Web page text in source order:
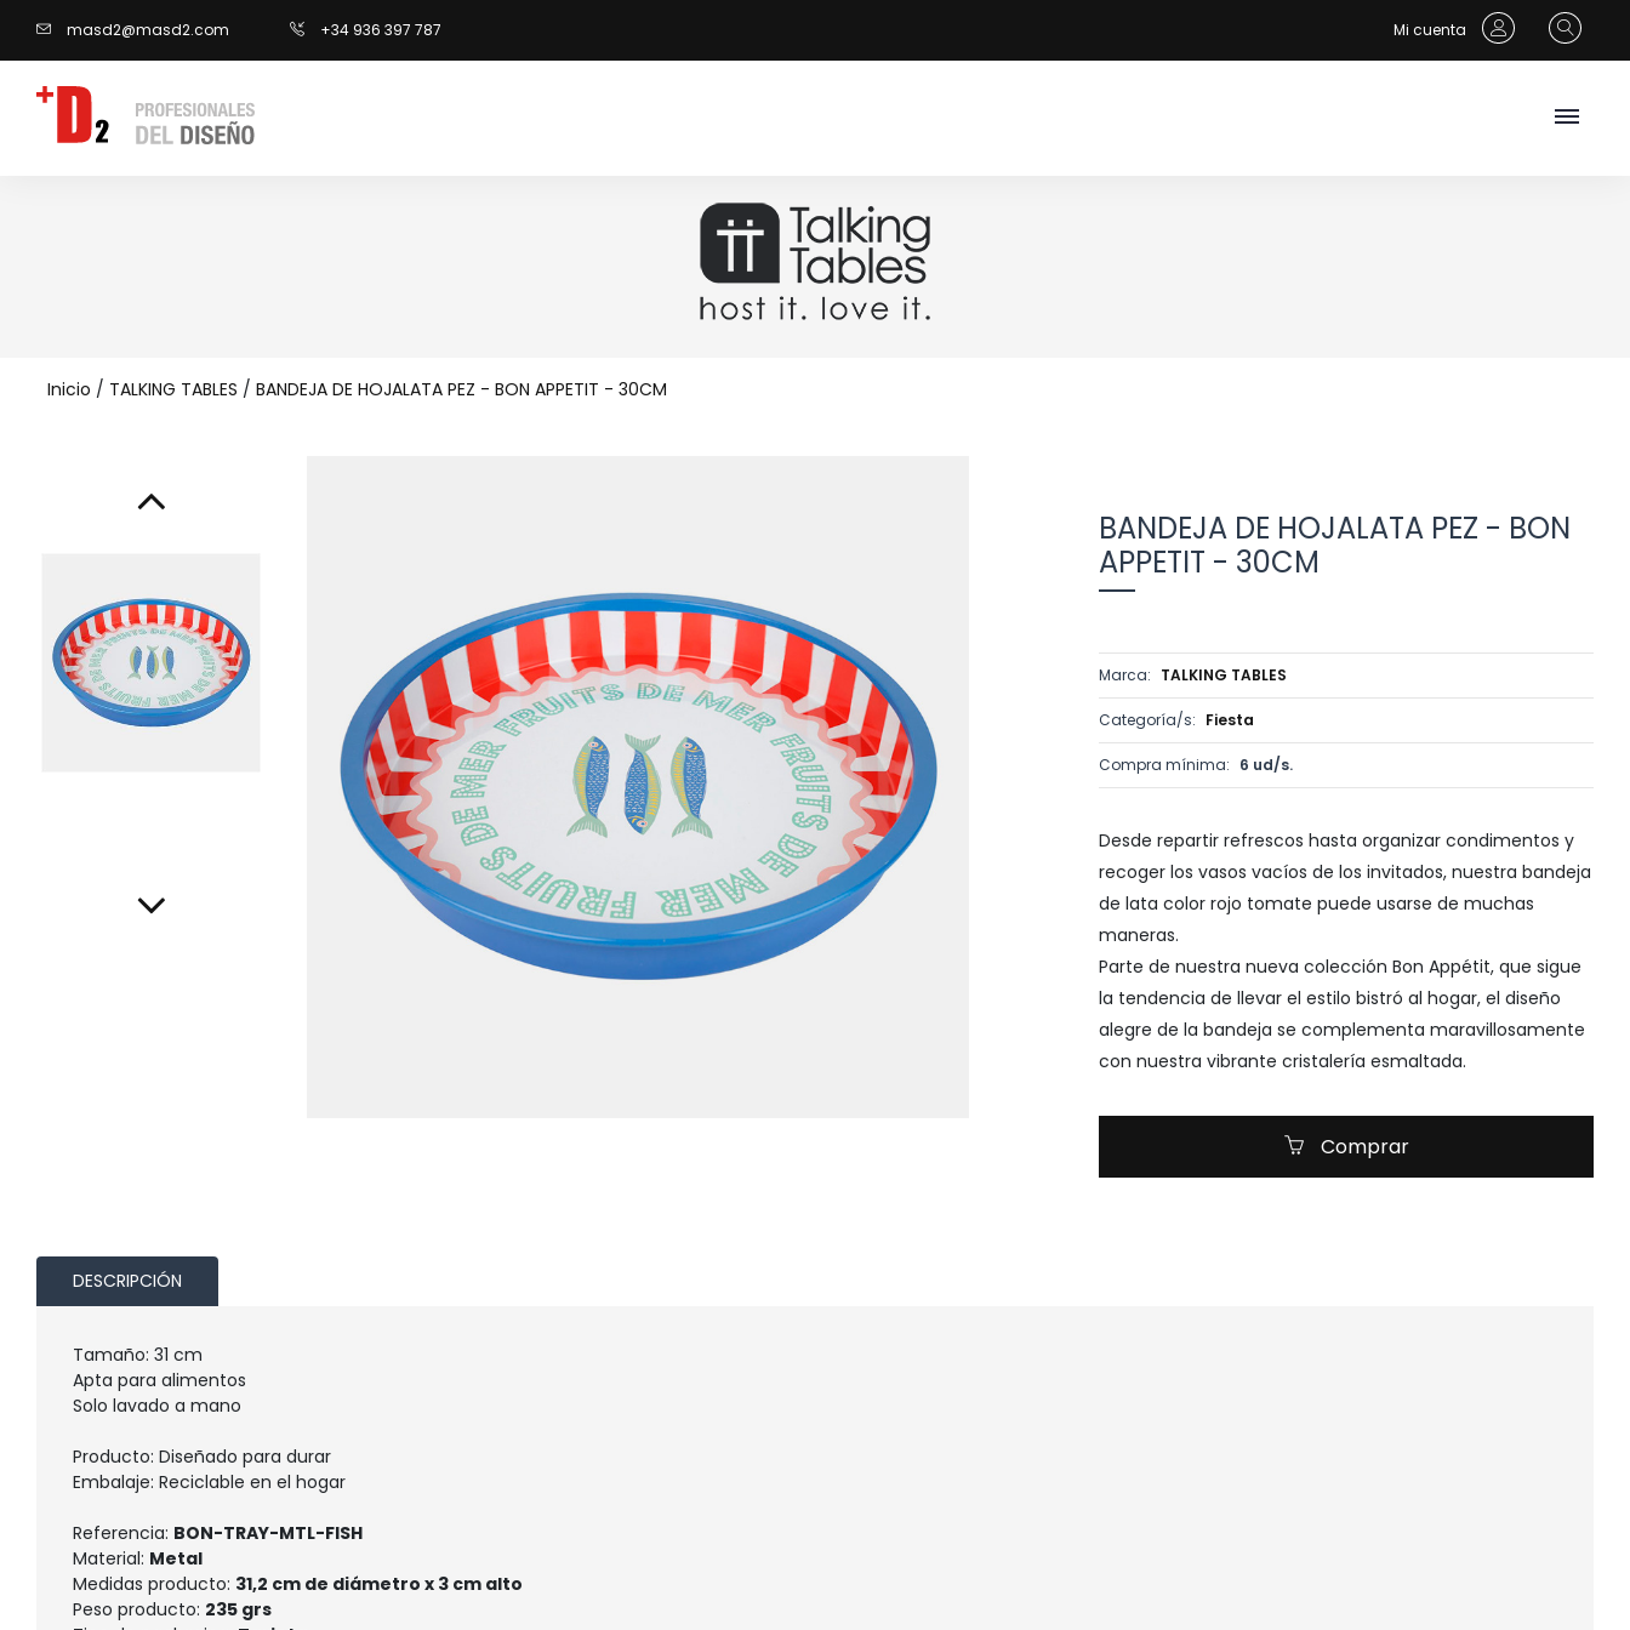
masd2@masd2.com +34 936 397 787 Mi cuenta
Inicio / TALKING TABLES / BANDEJA DE HOJALATA PEZ - BON APPETIT - 30CM
BANDEJA DE HOJALATA PEZ - BON
APPETIT - 30CM
Marca: TALKING TABLES
Categoría/s: Fiesta
Compra mínima: 6 ud/s.
Desde repartir refrescos hasta organizar condimentos y
recoger los vasos vacíos de los invitados, nuestra bandeja
de lata color rojo tomate puede usarse de muchas
maneras.
Parte de nuestra nueva colección Bon Appétit, que sigue
la tendencia de llevar el estilo bistró al hogar, el diseño
alegre de la bandeja se complementa maravillosamente
con nuestra vibrante cristalería esmaltada.
Comprar
DESCRIPCIÓN
Tamaño: 31 cm
Apta para alimentos
Solo lavado a mano
Producto: Diseñado para durar
Embalaje: Reciclable en el hogar
Referencia: BON-TRAY-MTL-FISH
Material: Metal
Medidas producto: 31,2 cm de diámetro x 3 cm alto
Peso producto: 235 grs